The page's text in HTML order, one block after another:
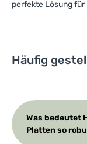
perfekte Lösung
Häufig
Was bedeutet
Platten so